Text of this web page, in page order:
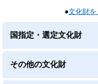
●文化財
国指定・選定文化財
その他の文化財